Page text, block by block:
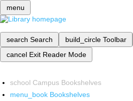
menu
search Search build_circle Toolbar
cancel Exit Reader Mode
school Campus Bookshelves
menu_book Bookshelves